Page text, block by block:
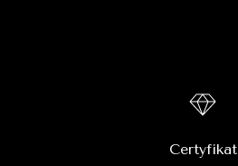
Certyfikat